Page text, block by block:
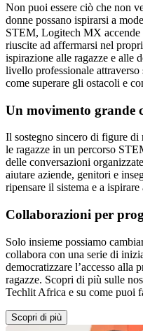
Non puoi essere ciò che non
donne possano ispirarsi a
STEM, Logitech MX
riuscite ad affermarsi nel
ispirazione alle ragazze e alle
livello professionale attraverso
come superare gli ostacoli e
Un movimento grande
Il sostegno sincero di figure di
le ragazze in un percorso
delle conversazioni
aiutare aziende, genitori e
ripensare il sistema e a ispirare
Collaborazioni per
Solo insieme possiamo
collabora con una serie di
democratizzare l’accesso alla
ragazze. Scopri di più sulle
Techlit Africa e su come puoi
Scopri di più